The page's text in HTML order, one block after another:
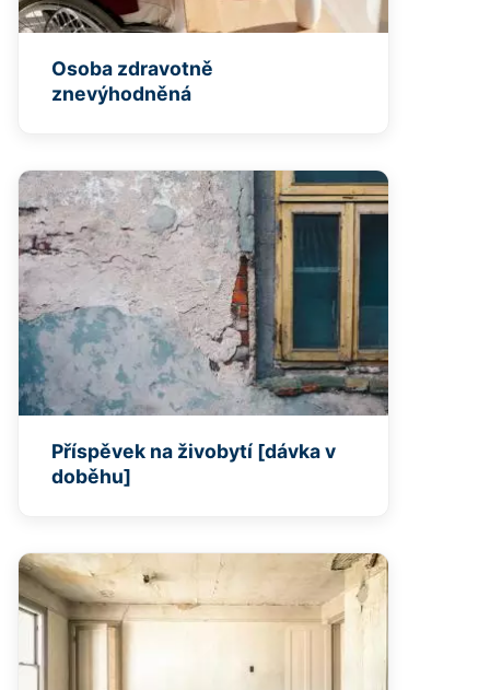
Osoba zdravotně
znevýhodněná
Příspěvek na živobytí [dávka v
doběhu]